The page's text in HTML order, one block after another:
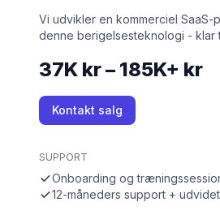
Vi udvikler en kommerciel SaaS-
denne berigelsesteknologi - klar
37K kr – 185K+ kr
Kontakt salg
SUPPORT
Onboarding og
12-måneders support +